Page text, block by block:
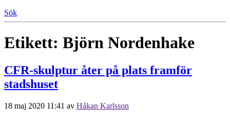
Sök
Etikett: Björn Nordenhake
CFR-skulptur åter på plats framför
stadshuset
18 maj 2020 11:41 av Håkan Karlsson